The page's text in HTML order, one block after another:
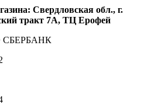
Свердловская обл., г.
тракт 7А, ТЦ Ерофей